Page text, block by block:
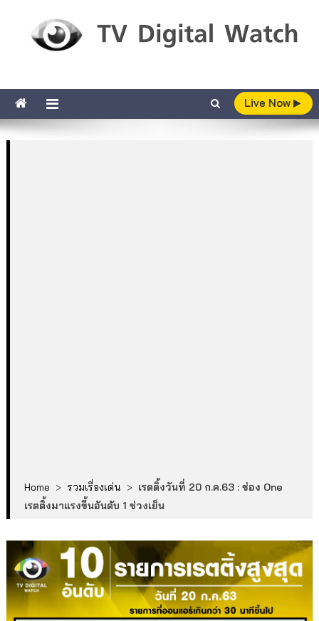
Live Now
Home > รวมเรื่องเด่น > เรตติ้งวันที่ 20 ก.ค.63 : ช่อง One
เรตติ้งมาแรงขึ้นอันดับ 1 ช่วงเย็น